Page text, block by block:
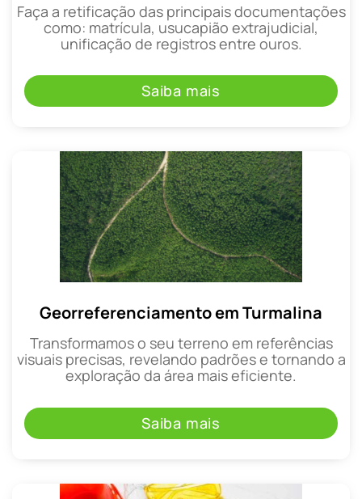
Faça a retificação das principais documentações
como: matrícula, usucapião extrajudicial,
unificação de registros entre ouros.
Saiba mais
Georreferenciamento em Turmalina
Transformamos o seu terreno em referências
visuais precisas, revelando padrões e tornando a
exploração da área mais eficiente.
Saiba mais